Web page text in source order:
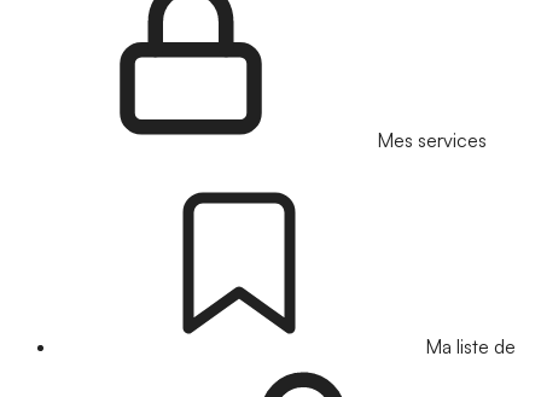
Mes services
Ma liste de